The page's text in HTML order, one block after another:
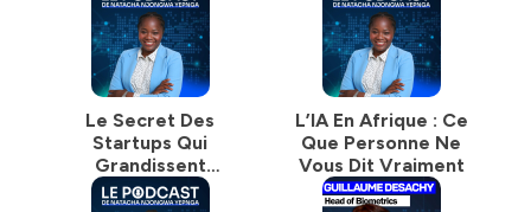
carrière, ainsi que des discussions sur les tendances
actuelles du secteur.
Que vous débutiez votre carrière ou que vous soyez un
d'inspiration et d'apprentissage.
Restez à l'écoute et préparez-vous à être inspiré – votre
carrière et votre quotidien sont sur le point de prendre
Le Secret Des
Startups Qui
Grandissent
Vraiment Avec
L’IA En Afrique : Ce
Que Personne Ne
Vous Dit Vraiment